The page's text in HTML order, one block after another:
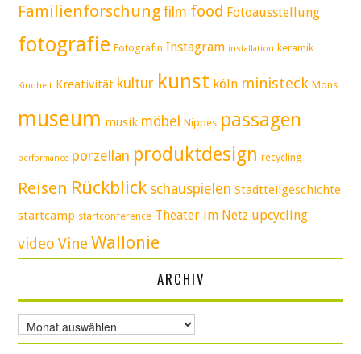
Familienforschung film food Fotoausstellung
fotografie Fotografin Instagram installation keramik
Kindheit Kreativität kultur kunst köln ministeck Mons
museum musik möbel Nippes passagen
performance porzellan produktdesign recycling
Reisen Rückblick schauspielen Stadtteilgeschichte
startcamp startconference Theater im Netz upcycling
video Vine Wallonie
ARCHIV
Archiv